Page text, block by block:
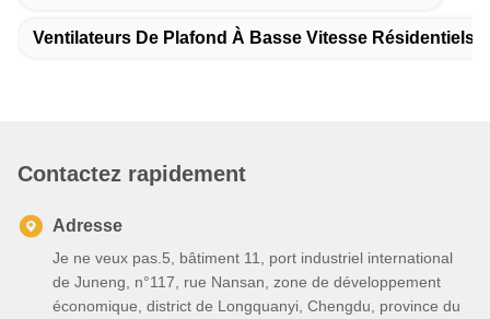
Ventilateurs De Plafond À Basse Vitesse Résidentiels
Contactez rapidement
Adresse
Je ne veux pas.5, bâtiment 11, port industriel international
de Juneng, n°117, rue Nansan, zone de développement
économique, district de Longquanyi, Chengdu, province du